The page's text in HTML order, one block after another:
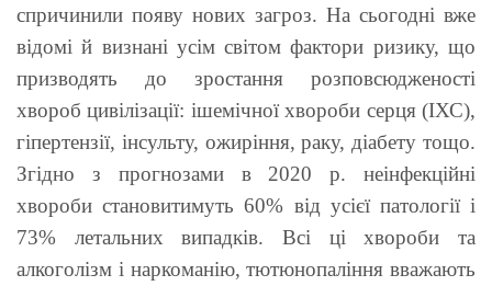
спричинили появу нових загроз. На сьогодні вже
відомі й визнані усім світом фактори ризику, що
призводять до зростання розповсюдженості
хвороб цивілізації: ішемічної хвороби серця (ІХС),
гіпертензії, інсульту, ожиріння, раку, діабету тощо.
Згідно з прогнозами в 2020 р. неінфекційні
хвороби становитимуть 60% від усієї патології і
73% летальних випадків. Всі ці хвороби та
алкоголізм і наркоманію, тютюнопаління вважають